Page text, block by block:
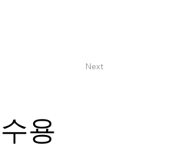
Next
용